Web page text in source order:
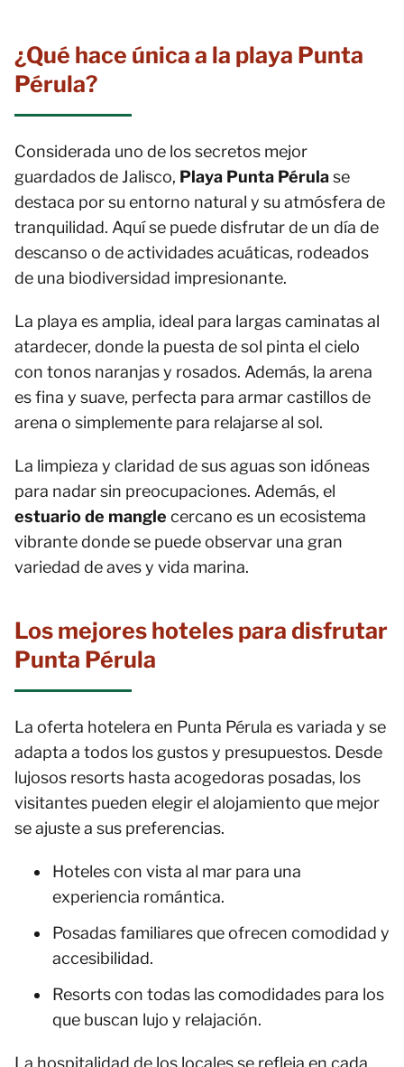
¿Qué hace única a la playa Punta
Pérula?
Considerada uno de los secretos mejor
guardados de Jalisco, Playa Punta Pérulase
destaca por su entorno natural y su atmósfera de
tranquilidad. Aquí se puede disfrutar de un día de
descanso o de actividades acuáticas, rodeados
de una biodiversidad impresionante.
La playa es amplia, ideal para largas caminatas al
atardecer, donde la puesta de sol pinta el cielo
con tonos naranjas y rosados. Además, la arena
es fina y suave, perfecta para armar castillos de
arena o simplemente para relajarse al sol.
La limpieza y claridad de sus aguas son idóneas
para nadar sin preocupaciones. Además, el
estuario de mangle cercano es un ecosistema
vibrante donde se puede observar una gran
variedad de aves y vida marina.
Los mejores hoteles para disfrutar
Punta Pérula
La oferta hotelera en Punta Pérula es variada y se
adapta a todos los gustos y presupuestos. Desde
lujosos resorts hasta acogedoras posadas, los
visitantes pueden elegir el alojamiento que mejor
se ajuste a sus preferencias.
Hoteles con vista al mar para una
experiencia romántica.
Posadas familiares que ofrecen comodidad y
accesibilidad.
Resorts con todas las comodidades para los
que buscan lujo y relajación.
La hospitalidad de los locales se refleja en cada